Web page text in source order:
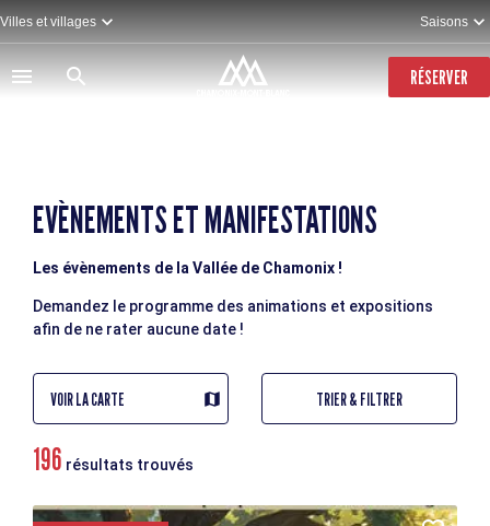
Aller
au
contenu
principal
Villes et villages Saisons
RÉSERVER
EVÈNEMENTS ET MANIFESTATIONS
Les évènements de la Vallée de Chamonix !
Demandez le programme des animations et expositions
afin de ne rater aucune date !
VOIR LA CARTE TRIER & FILTRER
196 résultats trouvés